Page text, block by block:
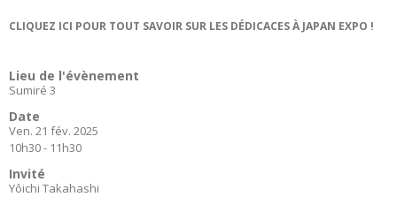
CLIQUEZ ICI POUR TOUT SAVOIR SUR LES DÉDICACES À JAPAN EXPO !
Lieu de l'évènement
Sumiré 3
Date
Ven. 21 fév. 2025
10h30 - 11h30
Invité
Yôichi Takahashi